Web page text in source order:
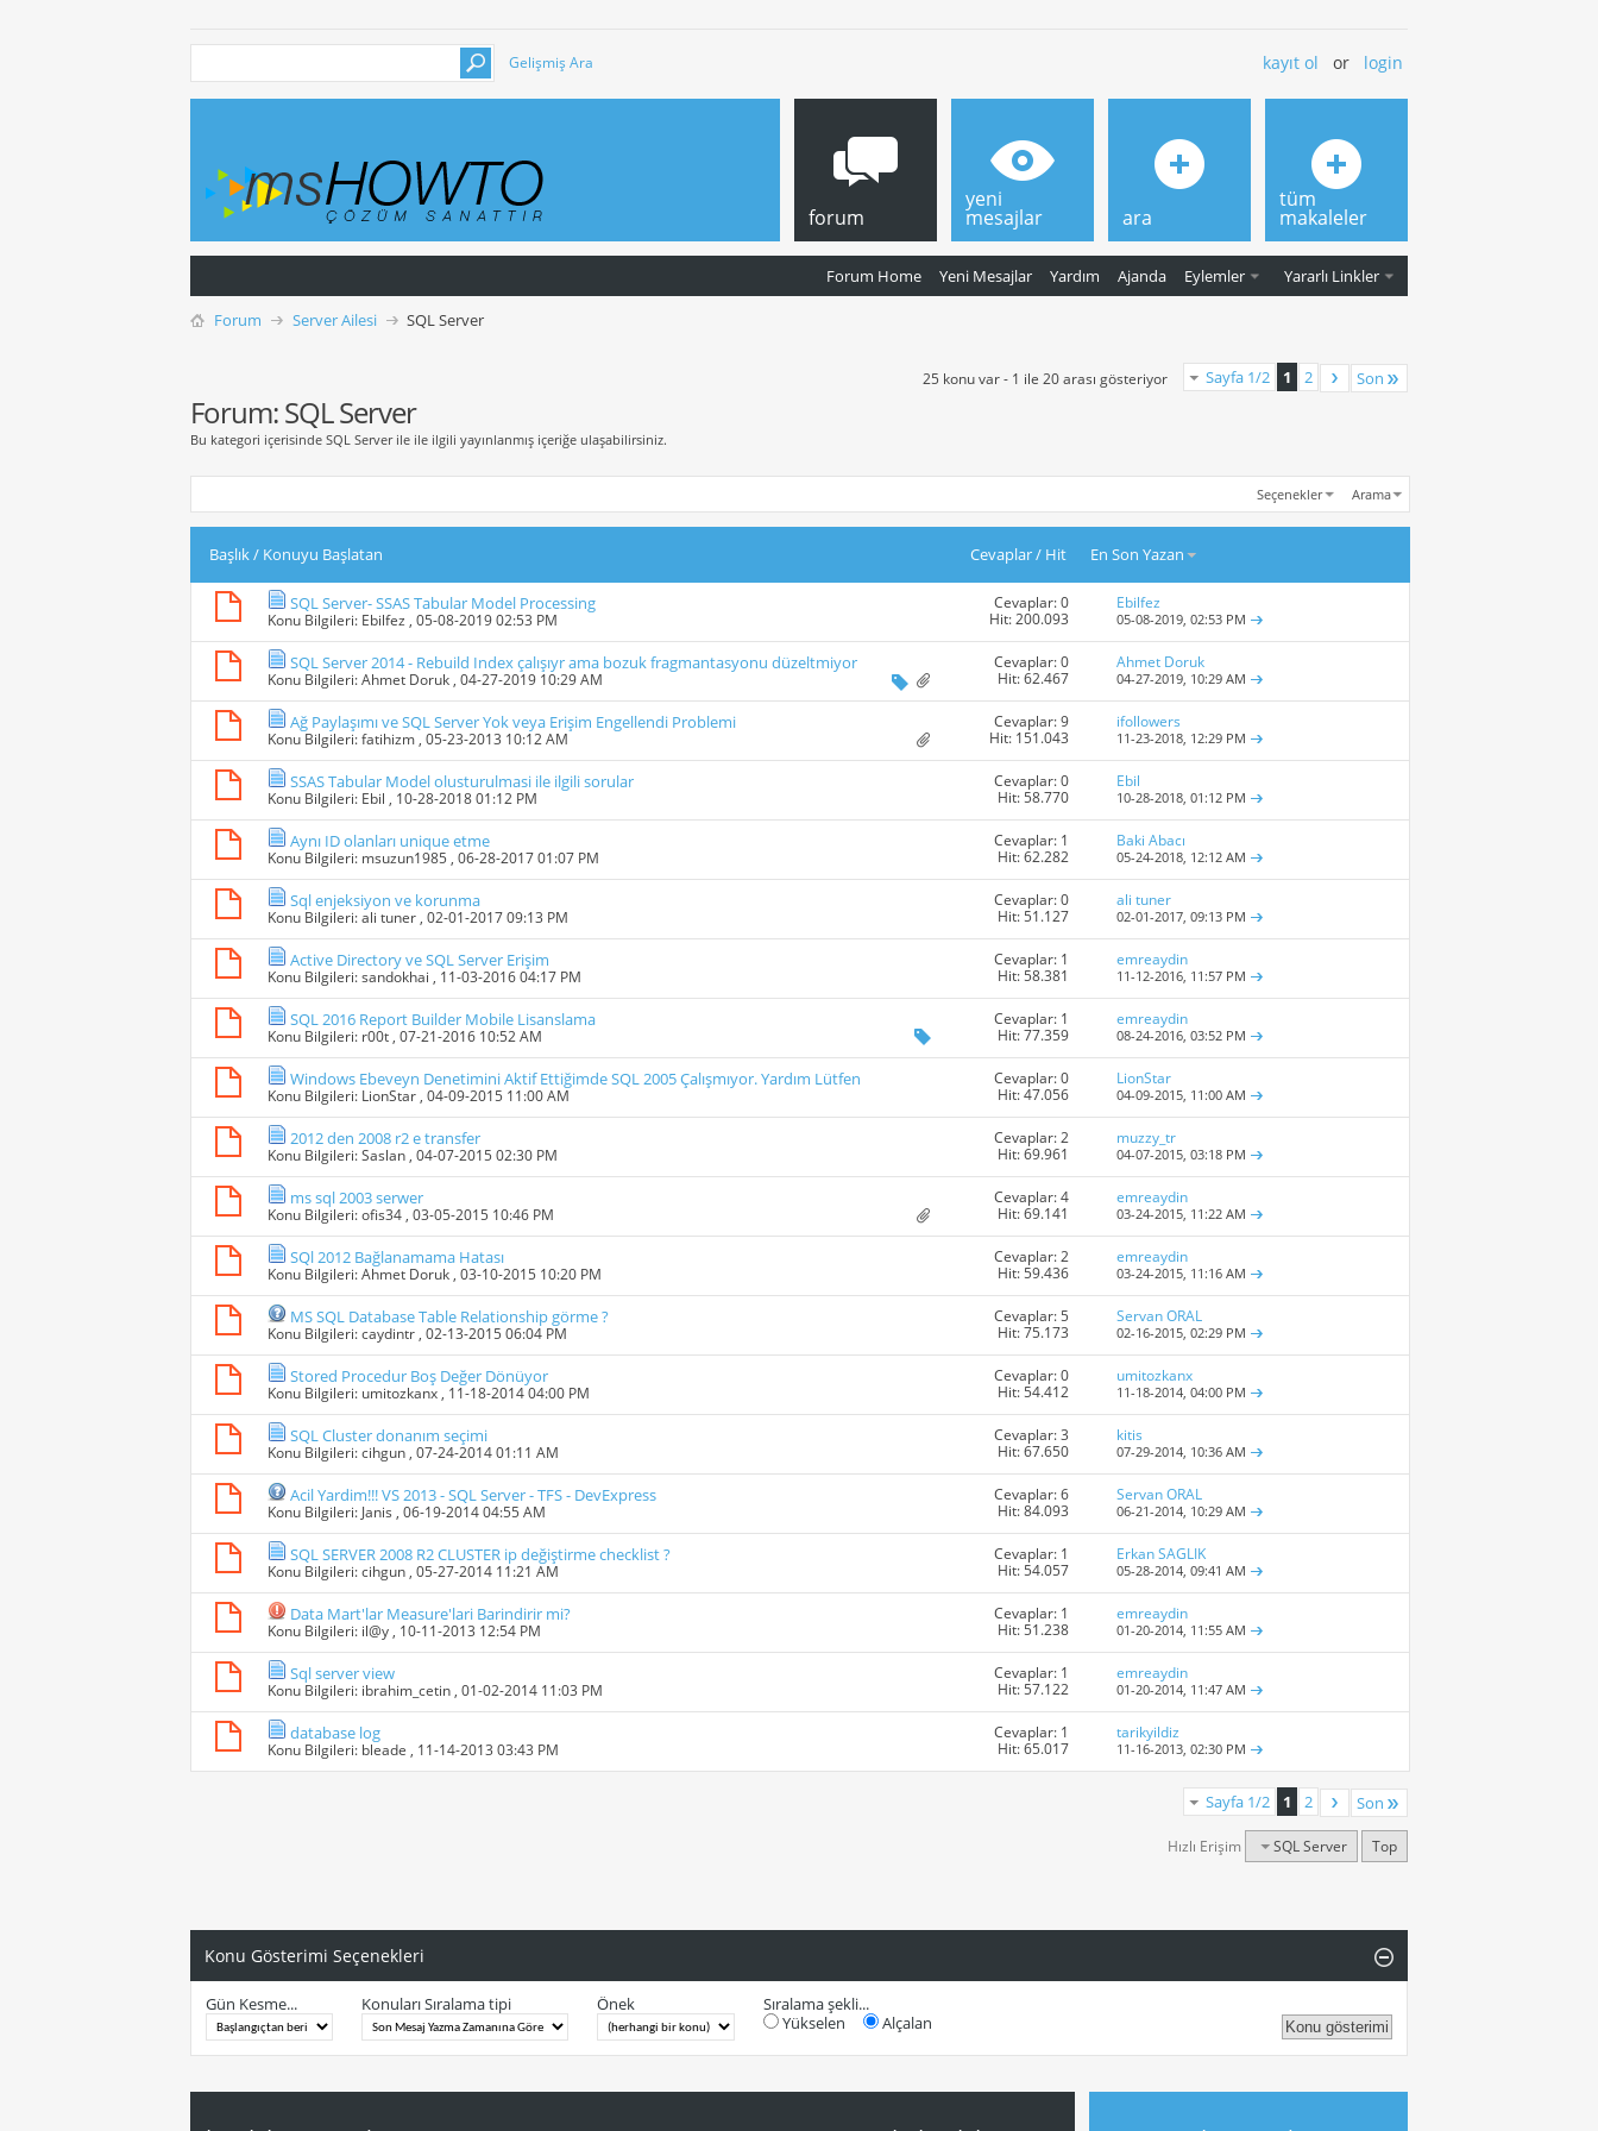
Gelişmiş Ara kayıt ol or login
forum
Forum Home Yeni Mesajlar Yardım Ajanda Eylemler Yararlı Linkler
yeni
mesajlar ara
tüm
makaleler
Forum Server Ailesi SQL Server
Sayfa 1/2 1 2 Son
25 konu var - 1 ile 20 arası gösteriyor
Forum:SQL Server
Bu kategori içerisinde SQL Server ile ile ilgili yayınlanmış içeriğe ulaşabilirsiniz.
Seçenekler Arama
Başlık/ Konuyu Başlatan Cevaplar/ Hit En Son Yazan
SQL Server- SSAS Tabular Model Processing
Konu Bilgileri: Ebilfez , 05-08-2019 02:53 PM
Cevaplar: 0
Hit: 200.093
Ebilfez
05-08-2019,02:53 PM
SQL Server 2014 - Rebuild Index çalışıyr ama bozuk fragmantasyonu düzeltmiyor
Konu Bilgileri:Ahmet Doruk , 04-27-2019 10:29 AM
Cevaplar: 0
Hit: 62.467
Ahmet Doruk
04-27-2019, 10:29 AM
Ağ Paylaşımı ve SQL Server Yok veya Erişim Engellendi Problemi
Konu Bilgileri:fatihizm , 05-23-2013 10:12 AM
Cevaplar: 9
Hit: 151.043
ifollowers
11-23-2018, 12:29 PM
SSAS Tabular Model olusturulmasi ile ilgili sorular
Konu Bilgileri: Ebil , 10-28-2018 01:12 PM
Cevaplar: 0
Hit: 58.770
Ebil
10-28-2018,01:12 PM
Aynı ID olanları unique etme
Konu Bilgileri: msuzun1985 , 06-28-2017 01:07 PM
Cevaplar: 1
Hit: 62.282
Baki Abacı
05-24-2018, 12:12 AM
Sql enjeksiyon ve korunma
Konu Bilgileri:ali tuner , 02-01-2017 09:13 PM
Cevaplar: 0
Hit: 51.127
ali tuner
02-01-2017,09:13 PM
Active Directory ve SQL Server Erişim
Konu Bilgileri:sandokhai , 11-03-2016 04:17 PM
Cevaplar: 1
Hit: 58.381
emreaydin
11-12-2016, 11:57 PM
SQL 2016 Report Builder Mobile Lisanslama
Konu Bilgileri: r00t , 07-21-2016 10:52 AM
Cevaplar: 1
Hit: 77.359
emreaydin
08-24-2016,03:52 PM
Windows Ebeveyn Denetimini Aktif Ettiğimde SQL 2005 Çalışmıyor. Yardım Lütfen
Konu Bilgileri: LionStar , 04-09-2015 11:00 AM
Cevaplar: 0
Hit: 47.056
LionStar
04-09-2015, 11:00 AM
2012 den 2008 r2 e transfer
Konu Bilgileri:Saslan , 04-07-2015 02:30 PM
Cevaplar: 2
Hit: 69.961
muzzy_tr
04-07-2015,03:18 PM
ms sql 2003 serwer
Konu Bilgileri:ofis34 , 03-05-2015 10:46 PM
Cevaplar: 4
Hit: 69.141
emreaydin
03-24-2015, 11:22 AM
SQl 2012 Bağlanamama Hatası
Konu Bilgileri:Ahmet Doruk , 03-10-2015 10:20 PM
Cevaplar: 2
Hit: 59.436
emreaydin
03-24-2015, 11:16 AM
MS SQL Database Table Relationship görme ?
Konu Bilgileri:caydintr , 02-13-2015 06:04 PM
Cevaplar: 5
Hit: 75.173
Servan ORAL
02-16-2015,02:29 PM
Stored Procedur Boş Değer Dönüyor
Konu Bilgileri: umitozkanx , 11-18-2014 04:00 PM
Cevaplar: 0
Hit: 54.412
umitozkanx
11-18-2014,04:00 PM
SQL Cluster donanım seçimi
Konu Bilgileri:cihgun , 07-24-2014 01:11 AM
Cevaplar: 3
Hit: 67.650
kitis
07-29-2014, 10:36 AM
Acil Yardim!!! VS 2013 - SQL Server - TFS - DevExpress
Konu Bilgileri: Janis , 06-19-2014 04:55 AM
Cevaplar: 6
Hit: 84.093
Servan ORAL
06-21-2014, 10:29 AM
SQL SERVER 2008 R2 CLUSTER ip değiştirme checklist ?
Konu Bilgileri:cihgun , 05-27-2014 11:21 AM
Cevaplar: 1
Hit: 54.057
Erkan SAGLIK
05-28-2014,09:41 AM
Data Mart'lar Measure'lari Barindirir mi?
Konu Bilgileri: il@y , 10-11-2013 12:54 PM
Cevaplar: 1
Hit: 51.238
emreaydin
01-20-2014, 11:55 AM
Sql server view
Konu Bilgileri: ibrahim_cetin , 01-02-2014 11:03 PM
Cevaplar: 1
Hit: 57.122
emreaydin
01-20-2014, 11:47 AM
database log
Konu Bilgileri: bleade , 11-14-2013 03:43 PM
Cevaplar: 1
Hit: 65.017
tarikyildiz
11-16-2013,02:30 PM
Sayfa 1/2 1 2 Son
Hızlı Erişim SQL Server Top
Konu Gösterimi Seçenekleri
Gün Kesme... Konuları Sıralama tipi Önek
Sıralama şekli...
Yükselen
Alçalan